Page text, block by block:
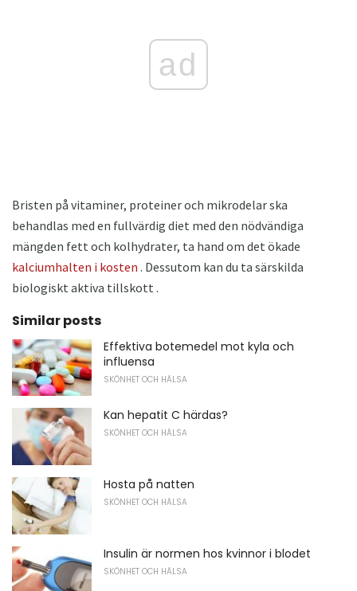
ad
Bristen på vitaminer, proteiner och mikrodelar ska
behandlas med en fullvärdig diet med den nödvändiga
mängden fett och kolhydrater, ta hand om det ökade
kalciumhalten i kosten . Dessutom kan du ta särskilda
biologiskt aktiva tillskott .
Similar posts
Effektiva botemedel mot kyla och
influensa
SKÖNHET OCH HÄLSA
Kan hepatit C härdas?
SKÖNHET OCH HÄLSA
Hosta på natten
SKÖNHET OCH HÄLSA
Insulin är normen hos kvinnor i blodet
SKÖNHET OCH HÄLSA